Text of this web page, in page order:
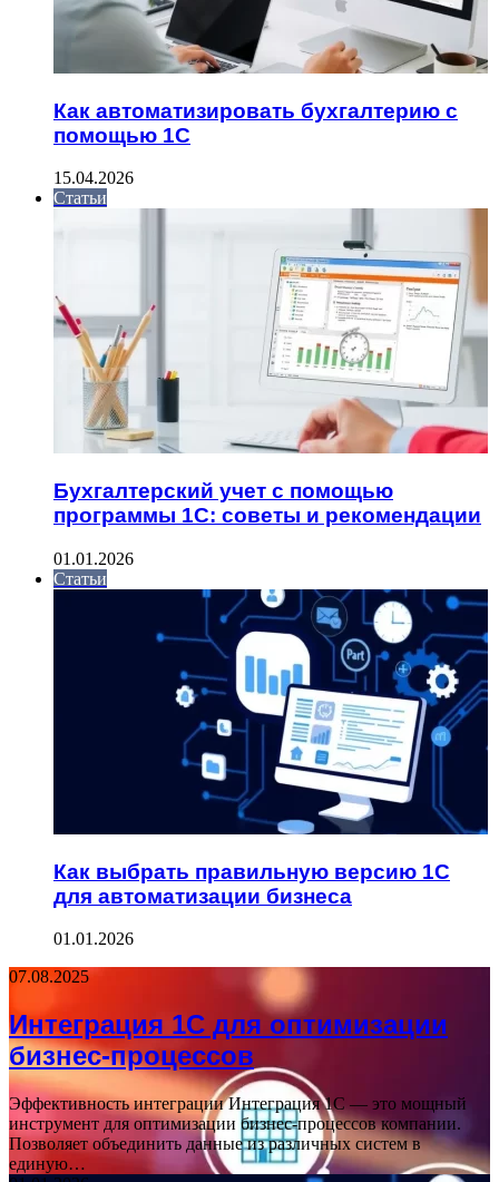
Как автоматизировать бухгалтерию с
помощью 1С
15.04.2026
Статьи
Бухгалтерский учет с помощью
программы 1С: советы и рекомендации
01.01.2026
Статьи
Как выбрать правильную версию 1С
для автоматизации бизнеса
01.01.2026
07.08.2025
Интеграция 1С для оптимизации
бизнес-процессов
Эффективность интеграции Интеграция 1С — это мощный
инструмент для оптимизации бизнес-процессов компании.
Позволяет объединить данные из различных систем в
единую…